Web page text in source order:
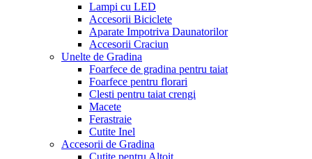
Lampi cu LED
Accesorii Biciclete
Aparate Impotriva Daunatorilor
Accesorii Craciun
Unelte de Gradina
Foarfece de gradina pentru taiat
Foarfece pentru florari
Clesti pentru taiat crengi
Macete
Ferastraie
Cutite Inel
Accesorii de Gradina
Cutite pentru Altoit